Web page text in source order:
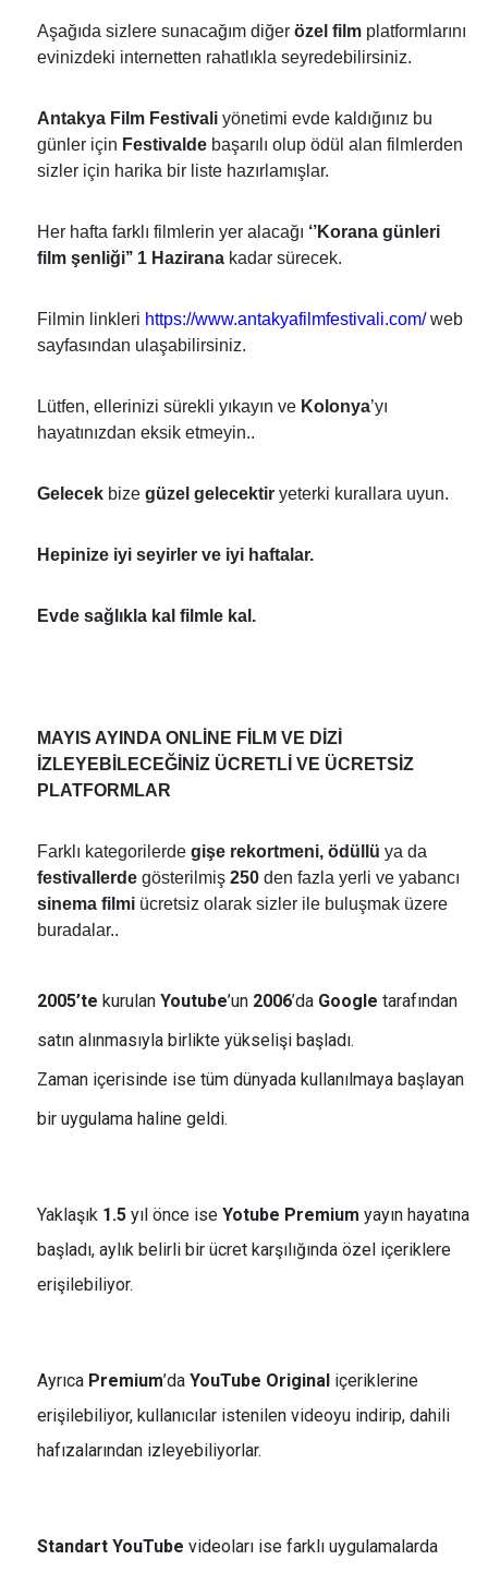
Aşağıda sizlere sunacağım diğer özel filmplatformlarını
evinizdeki internetten rahatlıkla seyredebilirsiniz.
Antakya Film Festivali yönetimi evde kaldığınız bu
günler için Festivaldebaşarılı olup ödül alan filmlerden
sizler için harika bir liste hazırlamışlar.
Her hafta farklı filmlerin yer alacağı ‘’Korana günleri
film şenliği’’ 1 Haziranakadar sürecek.
Filmin linkleri https://www.antakyafilmfestivali.com/web
sayfasından ulaşabilirsiniz.
Lütfen, ellerinizi sürekli yıkayın ve Kolonya’yı
hayatınızdan eksik etmeyin..
Gelecek bize güzel gelecektiryeterki kurallara uyun.
Hepinize iyi seyirler ve iyi haftalar.
Evde sağlıkla kal filmle kal.
MAYIS AYINDA ONLİNE FİLM VE DİZİ
İZLEYEBİLECEĞİNİZ ÜCRETLİ VE ÜCRETSİZ
PLATFORMLAR
Farklı kategorilerde gişe rekortmeni, ödüllü ya da
festivallerdegösterilmiş 250den fazla yerli ve yabancı
sinema filmiücretsiz olarak sizler ile buluşmak üzere
buradalar..
2005’te kurulanYoutube’un2006’daGoogle tarafından
satın alınmasıyla birlikte yükselişi başladı.
Zaman içerisinde ise tüm dünyada kullanılmaya başlayan
bir uygulama haline geldi.
Yaklaşık1.5 yıl önce iseYotube Premium yayın hayatına
başladı, aylık belirli bir ücret karşılığında özel içeriklere
erişilebiliyor.
AyrıcaPremium’daYouTube Original içeriklerine
erişilebiliyor, kullanıcılar istenilen videoyu indirip, dahili
hafızalarından izleyebiliyorlar.
Standart YouTube videoları ise farklı uygulamalarda